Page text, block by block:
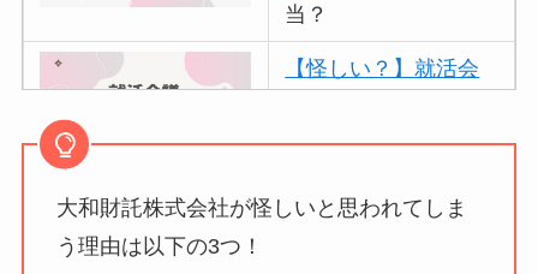
当？
【怪しい？】就活会
アトムクリニックは
大和財託株式会社が怪しいと思われてしま
う理由は以下の3つ！